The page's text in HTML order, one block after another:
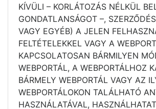
KÍVÜLI – KORLÁTOZÁS NÉLKÜL
GONDATLANSÁGOT –,
VAGY EGYÉB) A JELEN
FELTÉTELEKKEL VAGY A
KAPCSOLATOSAN BÁRMILYEN
WEBPORTÁL, A WEBPORTÁLHOZ
BÁRMELY WEBPORTÁL VAGY AZ
WEBPORTÁLOKON TALÁLHATÓ
HASZNÁLATÁVAL,